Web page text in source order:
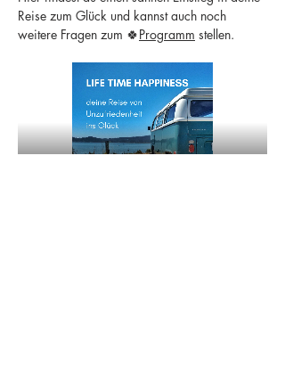
Reise zum Glück und kannst auch noch
weitere Fragen zum 🍀Programm stellen.